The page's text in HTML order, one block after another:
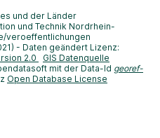
und der Länder
und Technik Nordrhein-
veroeffentlichungen
- Daten geändert Lizenz:
2.0
GIS Datenquelle
mit der Data-Id georef-
Open Database License